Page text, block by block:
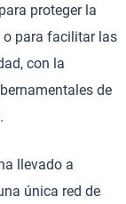
proteger la
o para facilitar las
con la
de
llevado a
única red de